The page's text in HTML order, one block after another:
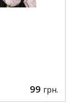
99 грн.